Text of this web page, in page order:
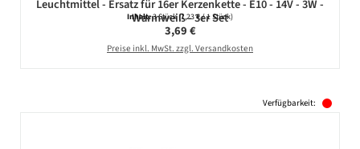
Leuchtmittel - Ersatz für 16er Kerzenkette - E10 - 14V - 3W -
Warmweiß - 3er Set
Inhalt:3 Stück(1,23 € / 1 Stück)
Regulärer Preis:
3,69 €
Preise inkl. MwSt. zzgl. Versandkosten
Verfügbarkeit: